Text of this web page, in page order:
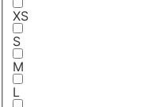
XS
S
M
L